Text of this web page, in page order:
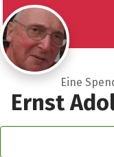
Eine
Ernst